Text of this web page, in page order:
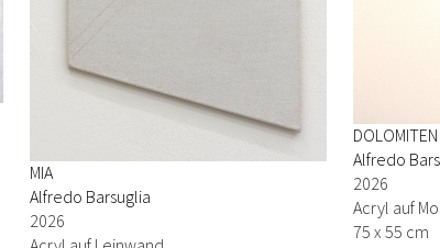
MIA
Alfredo Barsuglia
2026
DOLOMITEN
Alfredo
2026
Acryl auf
75 x 55 cm